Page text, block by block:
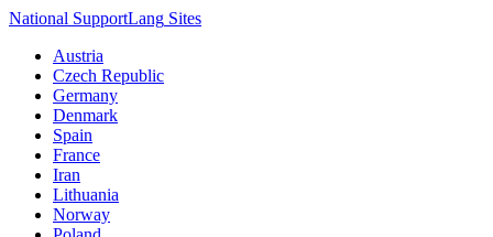
National SupportLang Sites
Austria
Czech Republic
Germany
Denmark
Spain
France
Iran
Lithuania
Norway